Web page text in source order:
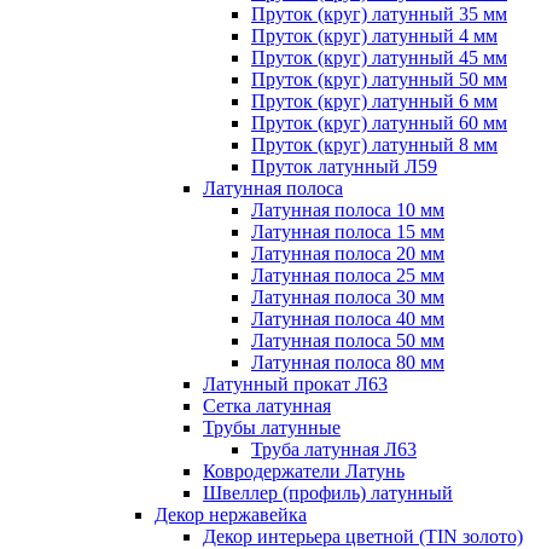
Пруток (круг) латунный 35 мм
Пруток (круг) латунный 4 мм
Пруток (круг) латунный 45 мм
Пруток (круг) латунный 50 мм
Пруток (круг) латунный 6 мм
Пруток (круг) латунный 60 мм
Пруток (круг) латунный 8 мм
Пруток латунный Л59
Латунная полоса
Латунная полоса 10 мм
Латунная полоса 15 мм
Латунная полоса 20 мм
Латунная полоса 25 мм
Латунная полоса 30 мм
Латунная полоса 40 мм
Латунная полоса 50 мм
Латунная полоса 80 мм
Латунный прокат Л63
Сетка латунная
Трубы латунные
Труба латунная Л63
Ковродержатели Латунь
Швеллер (профиль) латунный
Декор нержавейка
Декор интерьера цветной (TIN золото)